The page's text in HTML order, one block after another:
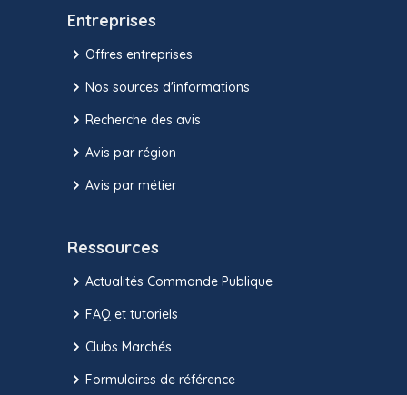
Entreprises
Offres entreprises
Nos sources d'informations
Recherche des avis
Avis par région
Avis par métier
Ressources
Actualités Commande Publique
FAQ et tutoriels
Clubs Marchés
Formulaires de référence